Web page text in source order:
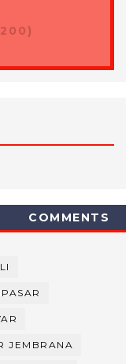
COMMENTS
JEMBRANA